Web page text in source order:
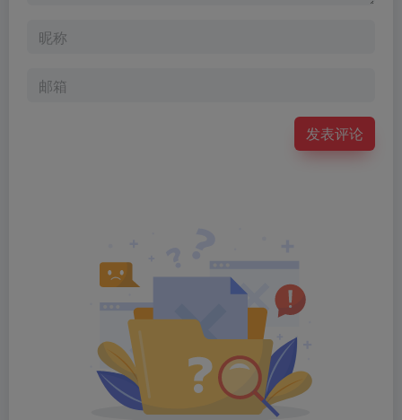
发表评论